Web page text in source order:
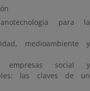
para la
medioambiente y
social y
las claves de un